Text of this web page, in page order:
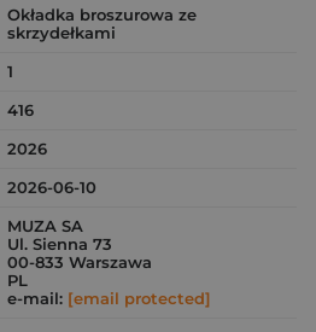
Okładka broszurowa ze
skrzydełkami
1
416
2026
2026-06-10
MUZA SA
Ul. Sienna 73
00-833 Warszawa
PL
e-mail: [email protected]